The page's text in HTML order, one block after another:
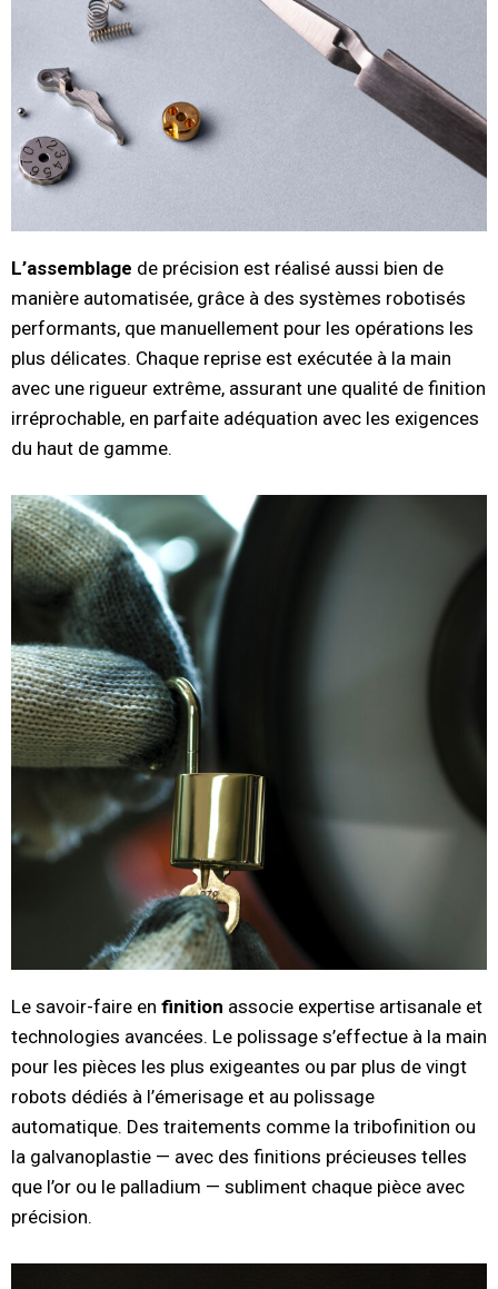
L’assemblage de précision est réalisé aussi bien de
manière automatisée, grâce à des systèmes robotisés
performants, que manuellement pour les opérations les
plus délicates. Chaque reprise est exécutée à la main
avec une rigueur extrême, assurant une qualité de finition
irréprochable, en parfaite adéquation avec les exigences
du haut de gamme.
Le savoir-faire en finition associe expertise artisanale et
technologies avancées. Le polissage s’effectue à la main
pour les pièces les plus exigeantes ou par plus de vingt
robots dédiés à l’émerisage et au polissage
automatique. Des traitements comme la tribofinition ou
la galvanoplastie — avec des finitions précieuses telles
que l’or ou le palladium — subliment chaque pièce avec
précision.